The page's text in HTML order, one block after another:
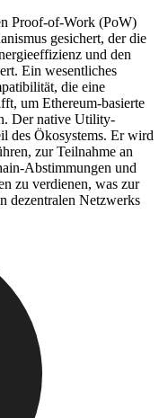
Proof-of-Work (PoW)
gesichert, der die
und den
Ein wesentliches
die eine
um Ethereum-basierte
Der native Utility-
des Ökosystems. Er wird
zur Teilnahme an
Abstimmungen und
zu verdienen, was zur
dezentralen Netzwerks